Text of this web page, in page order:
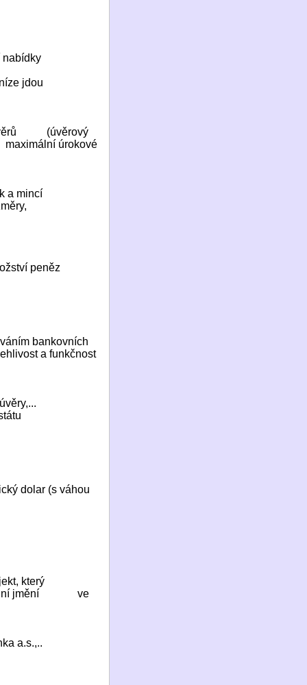
jdou
(úvěrový
maximální úrokové
a mincí
peněz
bankovních
a funkčnost
dolar (s váhou
který
jmění
ve
a.s.,..